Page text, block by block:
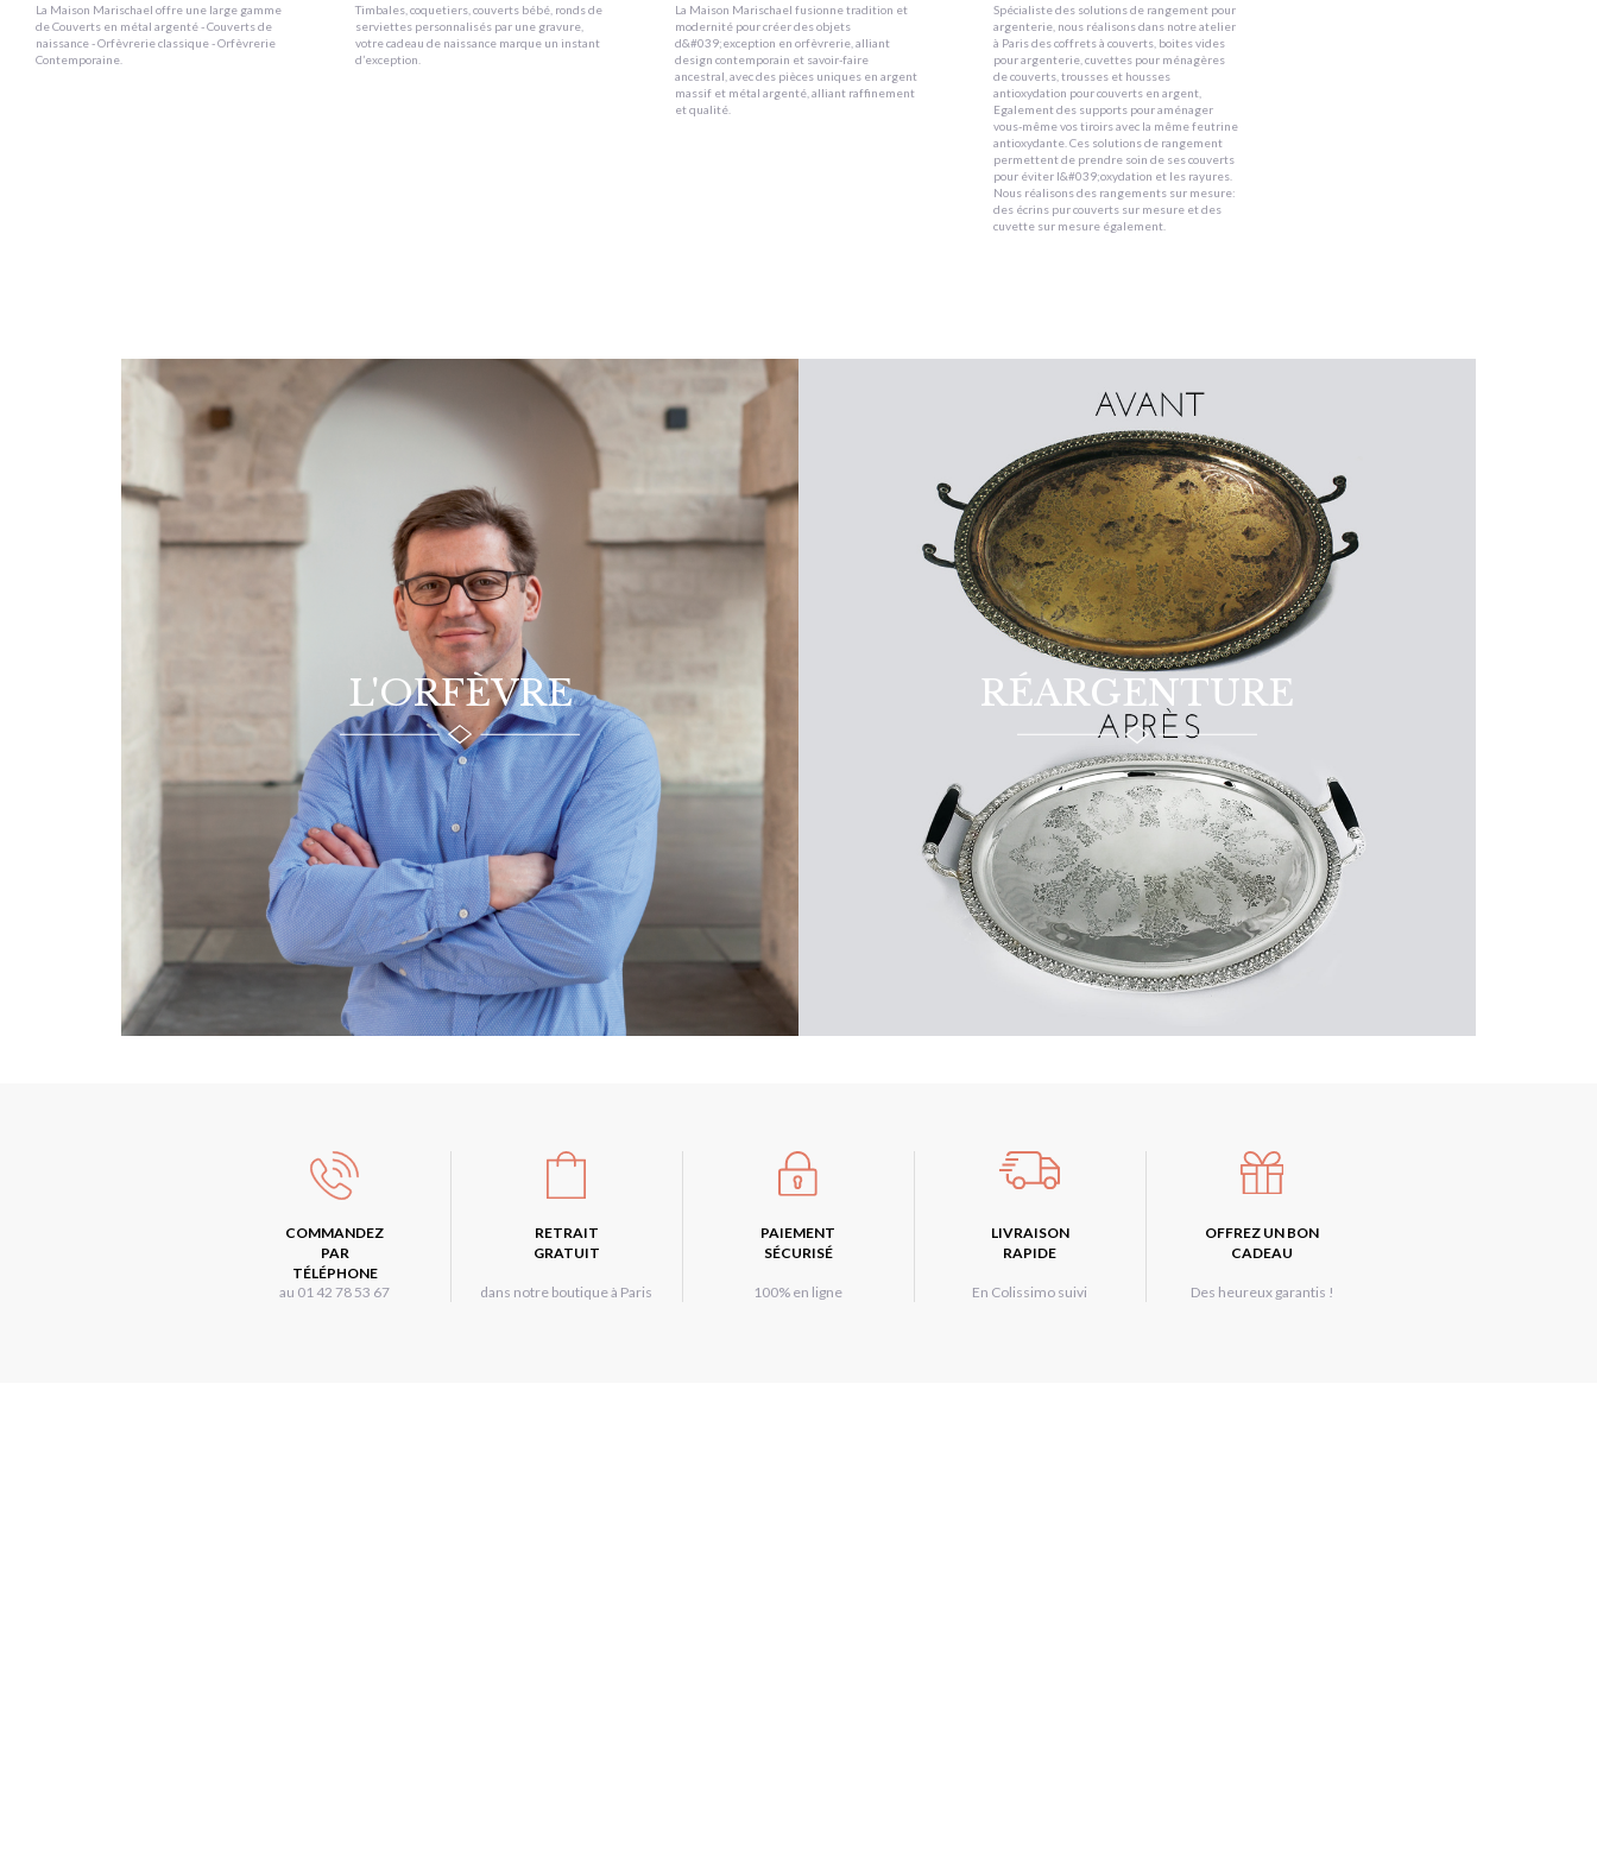
La Maison Marischael offre une large gamme
de Couverts en métal argenté - Couverts de
naissance - Orfèvrerie classique - Orfèvrerie
Contemporaine.
Timbales, coquetiers, couverts bébé, ronds de
serviettes personnalisés par une gravure,
votre cadeau de naissance marque un instant
d’exception.
La Maison Marischael fusionne tradition et
modernité pour créer des objets
d&#039;exception en orfèvrerie, alliant
design contemporain et savoir-faire
ancestral, avec des pièces uniques en argent
massif et métal argenté, alliant raffinement
et qualité.
Spécialiste des solutions de rangement pour
argenterie, nous réalisons dans notre atelier
à Paris des coffrets à couverts, boites vides
pour argenterie, cuvettes pour ménagères
de couverts, trousses et housses
antioxydation pour couverts en argent,
Egalement des supports pour aménager
vous-même vos tiroirs avec la même feutrine
antioxydante. Ces solutions de rangement
permettent de prendre soin de ses couverts
pour éviter l&#039;oxydation et les rayures.
Nous réalisons des rangements sur mesure:
des écrins pur couverts sur mesure et des
cuvette sur mesure également.
L'ORFÈVRE RÉARGENTURE
COMMANDEZ
PAR
TÉLÉPHONE
au 01 42 78 53 67
RETRAIT
GRATUIT
dans notre boutique à Paris
PAIEMENT
SÉCURISÉ
100% en ligne
LIVRAISON
RAPIDE
En Colissimo suivi
OFFREZ UN BON
CADEAU
Des heureux garantis !